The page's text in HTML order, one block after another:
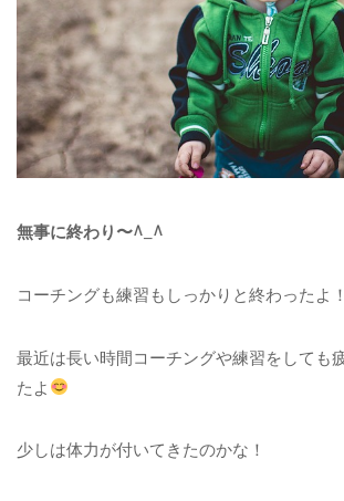
無事に終わり〜^_^
コーチングも練習もしっかりと終わったよ！
最近は長い時間コーチングや練習をしても
たよ
少しは体力が付いてきたのかな！